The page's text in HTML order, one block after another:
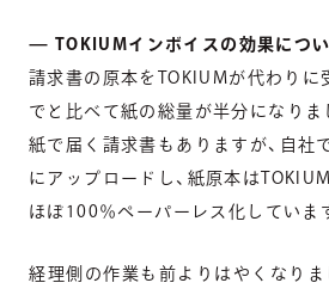
— TOKIUMインボイスの効果につ
請求書の原本をTOKIUMが代わりに
でと比べて紙の総量が半分になりま
紙で届く請求書もありますが、自社
にアップロードし、紙原本は
ほぼ100％ペーパーレス化していま
経理側の作業も前よりはやくなりま